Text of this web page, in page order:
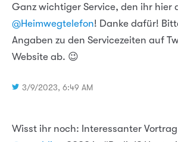
Ganz wichtiger Service, den ihr hier
@Heimwegtelefon! Danke dafür!
Angaben zu den Servicezeiten auf
Website ab. 😉
3/9/2023, 6:49 AM
Wisst ihr noch: Interessanter